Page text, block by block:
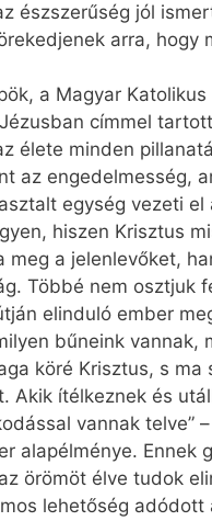
észszerűség jól
arra,
a Magyar
címmel
élete minden
az engedelmesség,
egység vezeti
hiszen Krisztus
a jelenlevőket,
Többé nem osztjuk
elinduló ember
bűneink
köré Krisztus, s
Akik ítélkeznek és
vannak telve”
alapélménye.
örömöt élve tudok
lehetőség